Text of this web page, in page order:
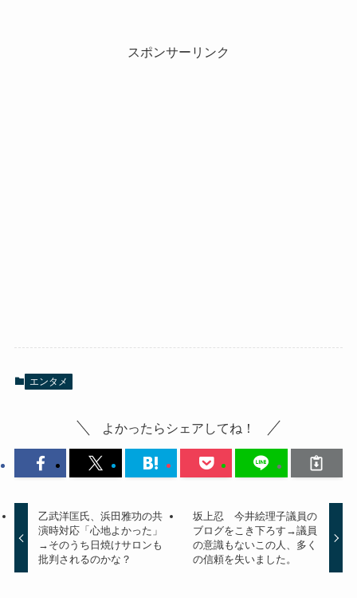
スポンサーリンク
エンタメ
よかったらシェアしてね！
乙武洋匡氏、浜田雅功の共
演時対応「心地よかった」
→そのうち日焼けサロンも
批判されるのかな？
坂上忍 今井絵理子議員の
ブログをこき下ろす→議員
の意識もないこの人、多く
の信頼を失いました。